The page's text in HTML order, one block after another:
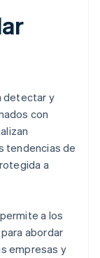
detectar y
con
tendencias de
a
a los
abordar
empresas y